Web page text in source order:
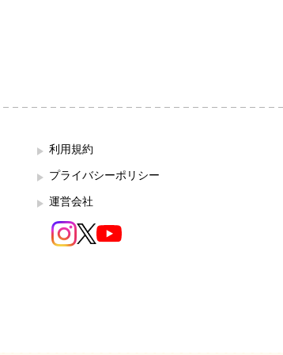
利用規約
プライバシーポリシー
運営会社